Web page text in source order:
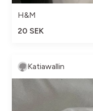
H&M
20 SEK
Katiawallin